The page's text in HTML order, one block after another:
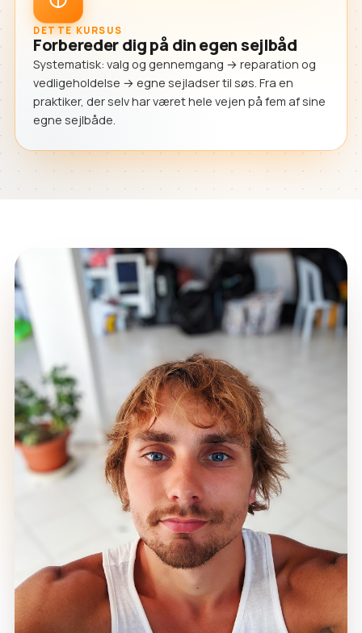
DETTE KURSUS
Forbereder dig på din egen sejlbåd
Systematisk: valg og gennemgang → reparation og
vedligeholdelse → egne sejladser til søs. Fra en
praktiker, der selv har været hele vejen på fem af sine
egne sejlbåde.